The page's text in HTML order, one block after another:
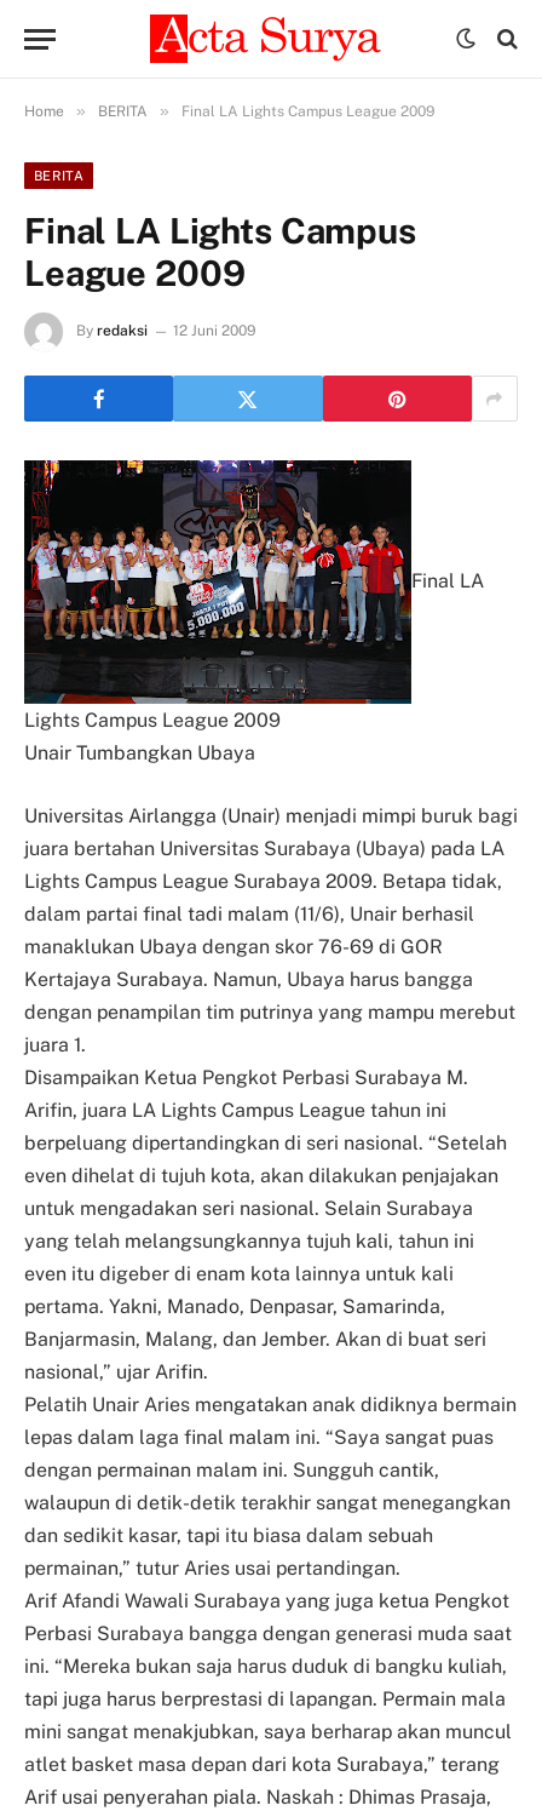
Home » BERITA » Final LA Lights Campus League 2009
BERITA
Final LA Lights Campus
League 2009
By redaksi 12 Juni 2009
Final LA
Lights Campus League 2009
Unair Tumbangkan Ubaya
Universitas Airlangga (Unair) menjadi mimpi buruk bagi
juara bertahan Universitas Surabaya (Ubaya) pada LA
Lights Campus League Surabaya 2009. Betapa tidak,
dalam partai final tadi malam (11/6), Unair berhasil
manaklukan Ubaya dengan skor 76-69 di GOR
Kertajaya Surabaya. Namun, Ubaya harus bangga
dengan penampilan tim putrinya yang mampu merebut
juara 1.
Disampaikan Ketua Pengkot Perbasi Surabaya M.
Arifin, juara LA Lights Campus League tahun ini
berpeluang dipertandingkan di seri nasional. “Setelah
even dihelat di tujuh kota, akan dilakukan penjajakan
untuk mengadakan seri nasional. Selain Surabaya
yang telah melangsungkannya tujuh kali, tahun ini
even itu digeber di enam kota lainnya untuk kali
pertama. Yakni, Manado, Denpasar, Samarinda,
Banjarmasin, Malang, dan Jember. Akan di buat seri
nasional,” ujar Arifin.
Pelatih Unair Aries mengatakan anak didiknya bermain
lepas dalam laga final malam ini. “Saya sangat puas
dengan permainan malam ini. Sungguh cantik,
walaupun di detik-detik terakhir sangat menegangkan
dan sedikit kasar, tapi itu biasa dalam sebuah
permainan,” tutur Aries usai pertandingan.
Arif Afandi Wawali Surabaya yang juga ketua Pengkot
Perbasi Surabaya bangga dengan generasi muda saat
ini. “Mereka bukan saja harus duduk di bangku kuliah,
tapi juga harus berprestasi di lapangan. Permain mala
mini sangat menakjubkan, saya berharap akan muncul
atlet basket masa depan dari kota Surabaya,” terang
Arif usai penyerahan piala. Naskah : Dhimas Prasaja,